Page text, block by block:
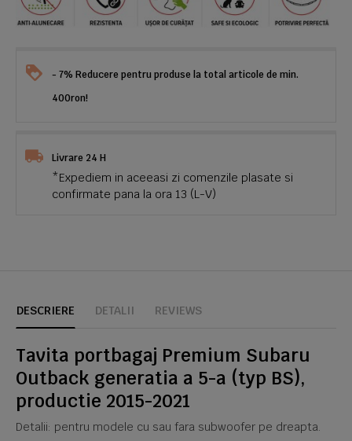
- 7% Reducere pentru produse la total articole de min.
400ron!
Livrare 24 H
*Expediem in aceeasi zi comenzile plasate si
confirmate pana la ora 13 (L-V)
DESCRIERE DETALII REVIEWS
Tavita portbagaj Premium Subaru
Outback generatia a 5-a (typ BS),
productie 2015-2021
Detalii: pentru modele cu sau fara subwoofer pe dreapta.